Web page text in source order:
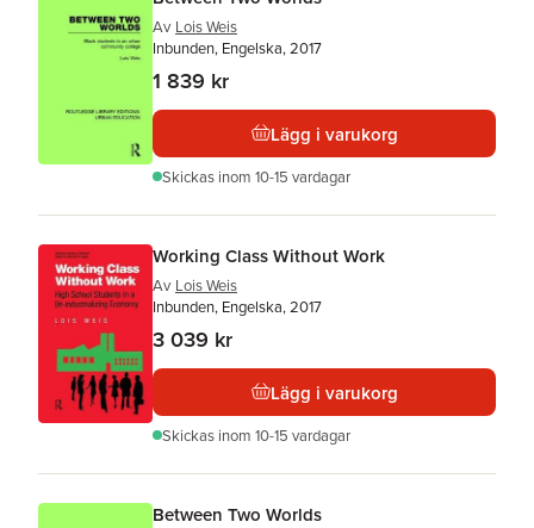
Av Lois Weis
Inbunden, Engelska, 2017
1 839 kr
Lägg i varukorg
Skickas inom 10-15 vardagar
Working Class Without Work
Av Lois Weis
Inbunden, Engelska, 2017
3 039 kr
Lägg i varukorg
Skickas inom 10-15 vardagar
Between Two Worlds